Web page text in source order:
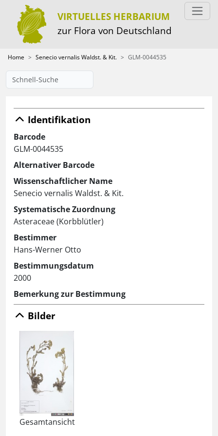
VIRTUELLES HERBARIUM
zur Flora von Deutschland
Home Senecio vernalis Waldst. & Kit. GLM-0044535
Identifikation
Barcode
GLM-0044535
Alternativer Barcode
Wissenschaftlicher Name
Senecio vernalis Waldst. & Kit.
Systematische Zuordnung
Asteraceae (Korbblütler)
Bestimmer
Hans-Werner Otto
Bestimmungsdatum
2000
Bemerkung zur Bestimmung
Bilder
Gesamtansicht